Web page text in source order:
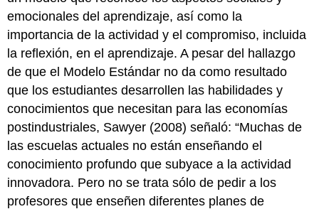
emocionales del aprendizaje, así como la
importancia de la actividad y el compromiso, incluida
la reflexión, en el aprendizaje. A pesar del hallazgo
de que el Modelo Estándar no da como resultado
que los estudiantes desarrollen las habilidades y
conocimientos que necesitan para las economías
postindustriales, Sawyer (2008) señaló: “Muchas de
las escuelas actuales no están enseñando el
conocimiento profundo que subyace a la actividad
innovadora. Pero no se trata sólo de pedir a los
profesores que enseñen diferentes planes de